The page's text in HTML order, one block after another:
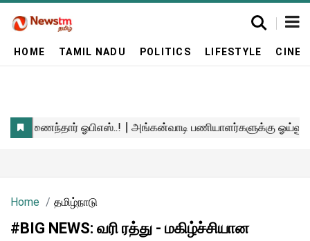
HOME TAMIL NADU POLITICS LIFESTYLE
Home தமிழ்நாடு
#BIG NEWS: வரி ரத்து - மகிழ்ச்சியான